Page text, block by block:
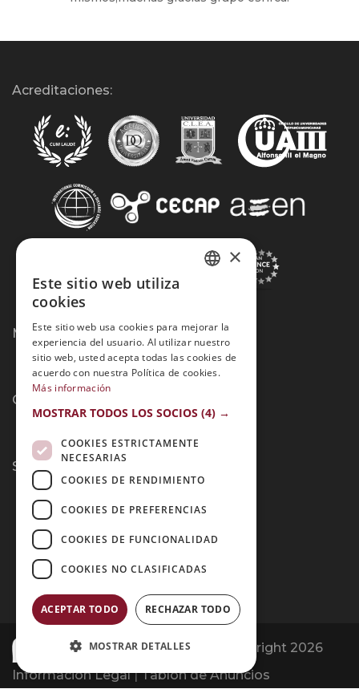
Acreditaciones:
Métodos de Pago:
Contacto:
Síguenos:
Opiniones Grupo Esneca | Copyright 2026
Información Legal|Tablón de Anuncios
×
Este sitio web utiliza
cookies
Este sitio web usa cookies para mejorar la
experiencia del usuario. Al utilizar nuestro
sitio web, usted acepta todas las cookies de
acuerdo con nuestra Política de cookies.
Más información
MOSTRAR TODOS LOS SOCIOS (4) →
COOKIES ESTRICTAMENTE
NECESARIAS
COOKIES DE RENDIMIENTO
COOKIES DE PREFERENCIAS
COOKIES DE FUNCIONALIDAD
COOKIES NO CLASIFICADAS
ACEPTAR TODO RECHAZAR TODO
MOSTRAR DETALLES